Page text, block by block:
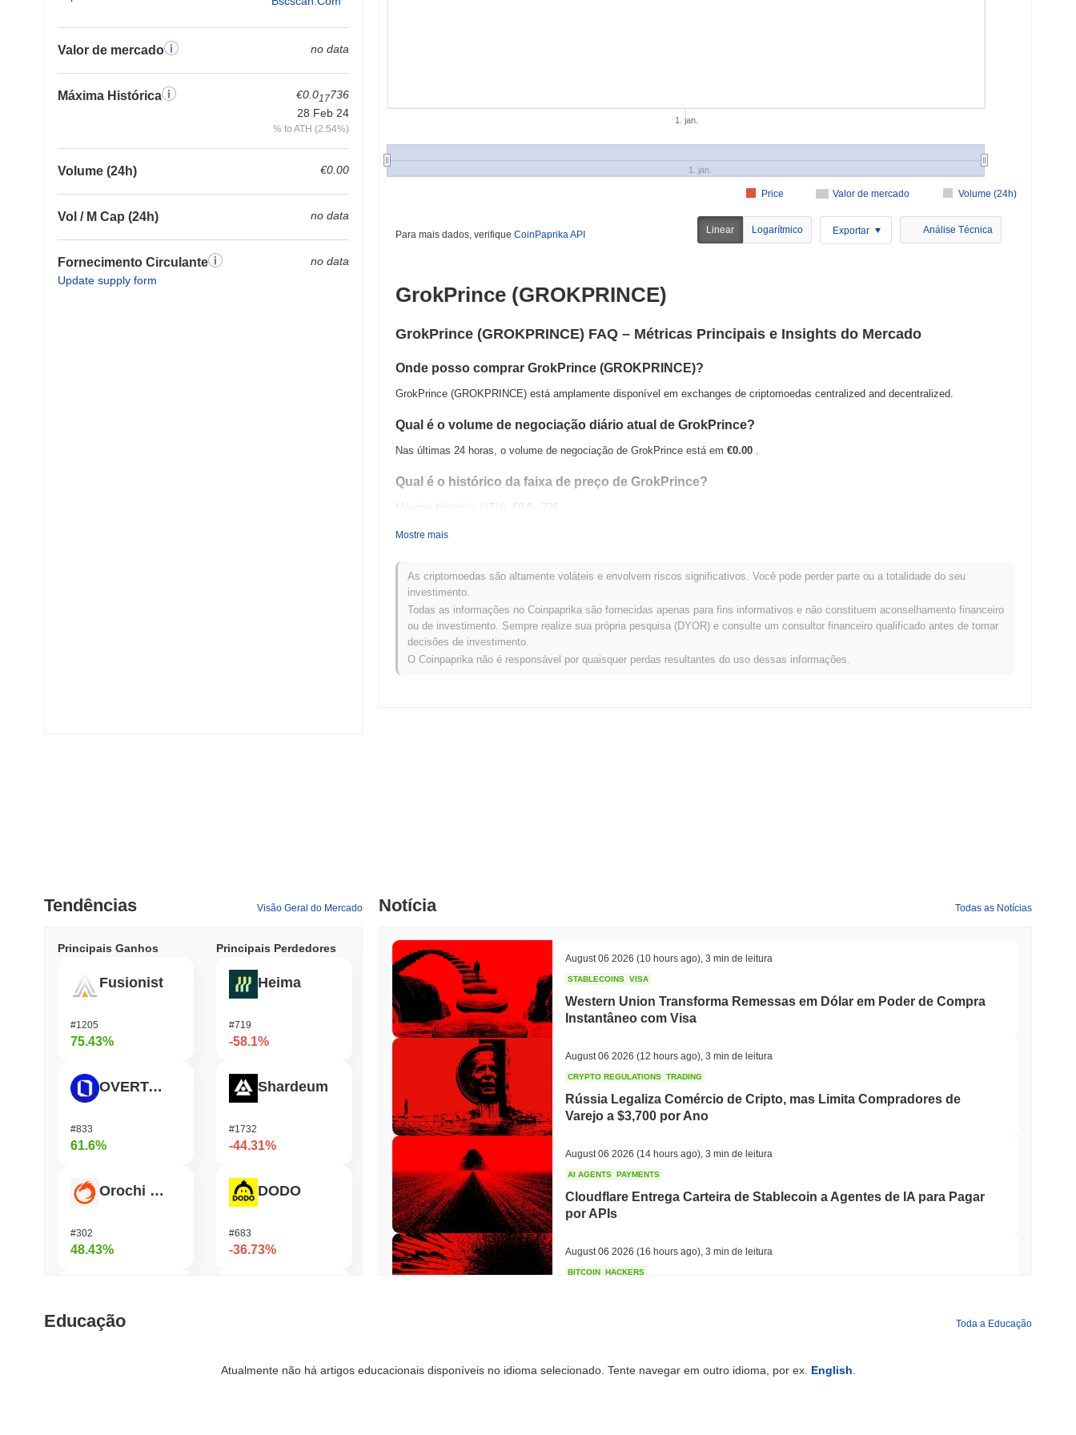
Valor de mercado no data
Máxima Histórica €0.017736
28 Feb 24
% to ATH (2.54%)
Volume (24h) €0.00
Vol / M Cap (24h) no data
Fornecimento Circulante
Update supply form
no data
Valor de mercado Volume (24h)
Price
1. jan.
1. jan.
Para mais dados, verifique CoinPaprika API Linear Logarítmico Exportar Análise Técnica
GrokPrince (GROKPRINCE)
GrokPrince (GROKPRINCE) FAQ – Métricas Principais e Insights do Mercado
Onde posso comprar GrokPrince (GROKPRINCE)?
GrokPrince (GROKPRINCE) está amplamente disponível em exchanges de criptomoedas centralized and decentralized.
Qual é o volume de negociação diário atual de GrokPrince?
Nas últimas 24 horas, o volume de negociação de GrokPrince está em €0.00 .
Qual é o histórico da faixa de preço de GrokPrince?
Máxima Histórica (ATH): €0.0
736
Como GrokPrince está se desempenhando em comparação com o mercado cripto mais amplo?
Nos últimos 7 dias, GrokPrince ganhou0.00%, superando o mercado cripto geral que registrou um declínio de0.63%. Isso indica um
desempenho forte na ação de preço de GROKPRINCE em relação ao momentum do mercado mais amplo.
Mostre mais
As criptomoedas são altamente voláteis e envolvem riscos significativos. Você pode perder parte ou a totalidade do seu
investimento.
Todas as informações no Coinpaprika são fornecidas apenas para fins informativos e não constituem aconselhamento financeiro
ou de investimento. Sempre realize sua própria pesquisa (DYOR) e consulte um consultor financeiro qualificado antes de tomar
decisões de investimento.
O Coinpaprika não é responsável por quaisquer perdas resultantes do uso dessas informações.
Tendências Visão Geral do Mercado
Principais Ganhos
Fusionist
#1205
75.43%
OVERTAKE
#833
61.6%
Orochi Network
#302
48.43%
Principais Perdedores
Heima
#719
-58.1%
Shardeum
#1732
-44.31%
DODO
#683
-36.73%
Notícia Todas as Notícias
August 06 2026 (10 hours ago) 3 min de leitura
STABLECOINS VISA
Western Union Transforma Remessas em Dólar em Poder de Compra
Instantâneo com Visa
August 06 2026 (12 hours ago) 3 min de leitura
CRYPTO REGULATIONS TRADING
Rússia Legaliza Comércio de Cripto, mas Limita Compradores de
Varejo a $3,700 por Ano
August 06 2026 (14 hours ago) 3 min de leitura
AI AGENTS PAYMENTS
Cloudflare Entrega Carteira de Stablecoin a Agentes de IA para Pagar
por APIs
August 06 2026 (16 hours ago) 3 min de leitura
BITCOIN HACKERS
CIRCLE TOKENIZATION
Educação Toda a Educação
Atualmente não há artigos educacionais disponíveis no idioma selecionado. Tente navegar em outro idioma, por ex. English